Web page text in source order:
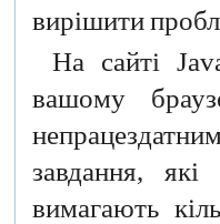
вирішити
На сайті
вашому
завдання,
вимагають